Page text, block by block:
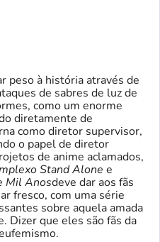
peso à história através de
de sabres de luz de
como um enorme
diretamente de
como diretor supervisor,
o papel de diretor
de anime aclamados,
Stand Alone e
Mil Anosdeve dar aos fãs
fresco, com uma série
sobre aquela amada
Dizer que eles são fãs da